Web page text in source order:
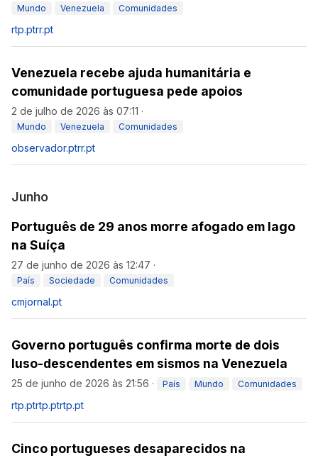
Mundo Venezuela Comunidades
rtp.ptrr.pt
Venezuela recebe ajuda humanitária e
comunidade portuguesa pede apoios
2 de julho de 2026 às 07:11 ·
Mundo Venezuela Comunidades
observador.ptrr.pt
Junho
Português de 29 anos morre afogado em lago
na Suíça
27 de junho de 2026 às 12:47 ·
País Sociedade Comunidades
cmjornal.pt
Governo português confirma morte de dois
luso-descendentes em sismos na Venezuela
25 de junho de 2026 às 21:56 · País Mundo Comunidades
rtp.ptrtp.ptrtp.pt
Cinco portugueses desaparecidos na